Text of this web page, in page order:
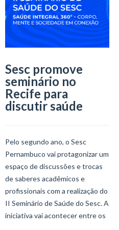
Sesc promove
seminário no
Recife para
discutir saúde
Pelo segundo ano, o Sesc
Pernambuco vai protagonizar um
espaço de discussões e trocas
de saberes acadêmicos e
profissionais com a realização do
II Seminário de Saúde do Sesc. A
iniciativa vai acontecer entre os